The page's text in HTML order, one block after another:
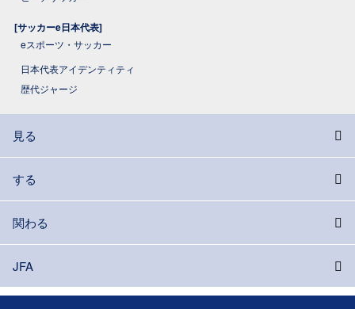
[サッカーe日本代表]
eスポーツ・サッカー
日本代表アイデンティティ
歴代ジャージ
見る
する
関わる
JFA